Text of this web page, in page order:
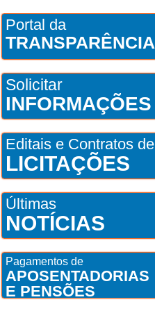
Portal da
TRANSPARÊNCIA
Solicitar
INFORMAÇÕES
Editais e Contratos de
LICITAÇÕES
Últimas
NOTÍCIAS
Pagamentos de
APOSENTADORIAS
E PENSÕES